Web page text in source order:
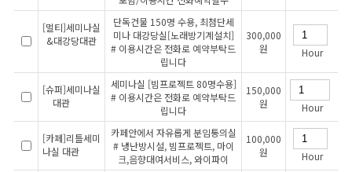
[멀티]세미나실
&대강당대관
단독건물 150명 수용, 최첨단세
미나 대강당실[노래방기계설치]
# 이용시간은 전화로 예약부탁드
립니다
300,000
원
Hour
[슈퍼]세미나실
대관
세미나실 [빔프로젝트 80명수용]
# 이용시간은 전화로 예약부탁드
립니다
150,000
원
Hour
[카페]리틀세미
나실 대관
카페안에서 자유롭게 분임통의실
# 냉난방시설, 빔프로젝트, 마이
크,음향대여서비스, 와이파이
100,000
원
Hour